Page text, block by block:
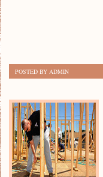
POSTED BY ADMIN